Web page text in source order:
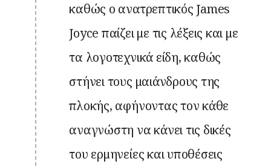
καθώς ο ανατρεπτικός James
Joyce παίζει με τις λέξεις και με
τα λογοτεχνικά είδη, καθώς
στήνει τους μαιάνδρους της
πλοκής, αφήνοντας τον κάθε
αναγνώστη να κάνει τις δικές
του ερμηνείες και υποθέσεις